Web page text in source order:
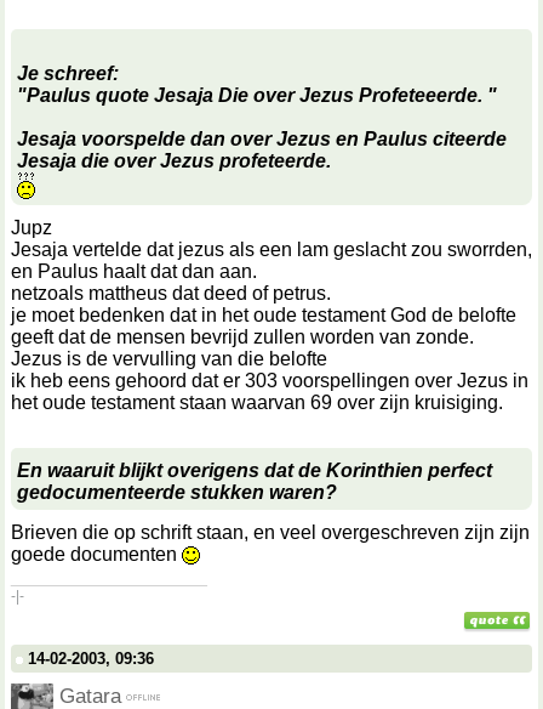
Je schreef:
"Paulus quote Jesaja Die over Jezus Profeteeerde. "
Jesaja voorspelde dan over Jezus en Paulus citeerde
Jesaja die over Jezus profeteerde.
Jupz
Jesaja vertelde dat jezus als een lam geslacht zou sworrden,
en Paulus haalt dat dan aan.
netzoals mattheus dat deed of petrus.
je moet bedenken dat in het oude testament God de belofte
geeft dat de mensen bevrijd zullen worden van zonde.
Jezus is de vervulling van die belofte
ik heb eens gehoord dat er 303 voorspellingen over Jezus in
het oude testament staan waarvan 69 over zijn kruisiging.
En waaruit blijkt overigens dat de Korinthien perfect
gedocumenteerde stukken waren?
Brieven die op schrift staan, en veel overgeschreven zijn zijn
goede documenten
-|-
14-02-2003, 09:36
Gatara